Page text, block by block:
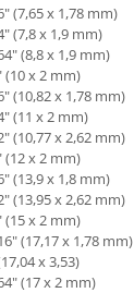
(7,65 x 1,78 mm)
(7,8 x 1,9 mm)
(8,8 x 1,9 mm)
(10 x 2 mm)
(10,82 x 1,78 mm)
(11 x 2 mm)
(10,77 x 2,62 mm)
(12 x 2 mm)
(13,9 x 1,8 mm)
(13,95 x 2,62 mm)
(15 x 2 mm)
(17,17 x 1,78 mm)
x 3,53)
(17 x 2 mm)